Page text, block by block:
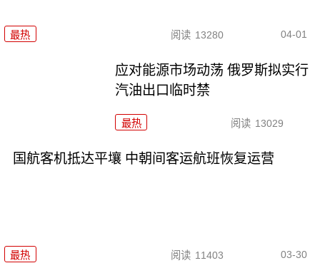
最热 阅读 13280 04-01
应对能源市场动荡 俄罗斯拟实行
汽油出口临时禁
最热 阅读 13029
国航客机抵达平壤 中朝间客运航班恢复运营
最热 阅读 11403 03-30